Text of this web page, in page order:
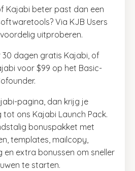
Kajabi beter past dan een
Via KJB Users
uitproberen.
30 dagen gratis Kajabi, of
voor $99 op het Basic-
pagina, dan krijg je
ons Kajabi Launch Pack.
bonuspakket met
templates, mailcopy,
extra bonussen om sneller
te starten.